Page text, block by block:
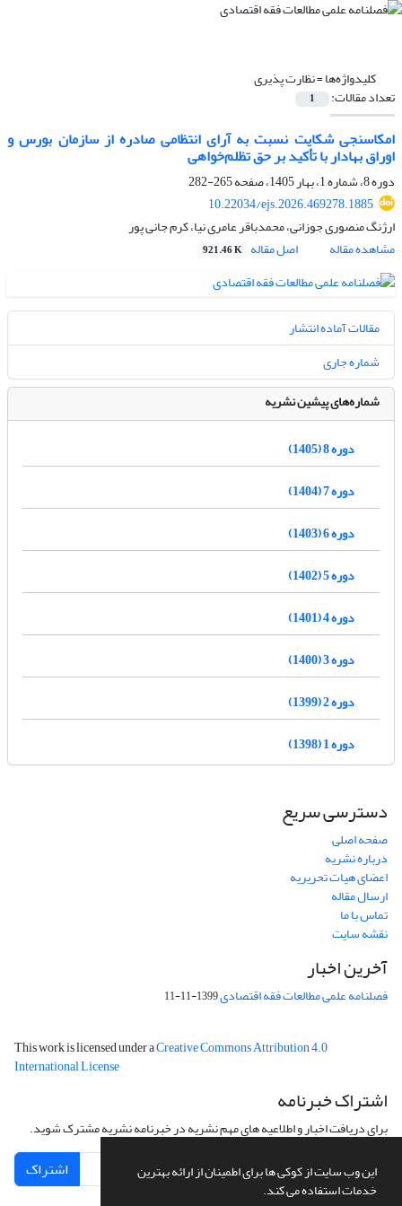
این وب سایت از کوکی ها برای اطمینان از ارائه بهترین
خدمات استفاده می کند.
کلیدواژه‌ها =نظارت پذیری
تعداد مقالات: 1
امکاسنجی شکایت نسبت به آرای انتظامی صادره از سازمان بورس و
اوراق بهادار با تأکید بر حق تظلم‌خواهی
دوره 8، شماره 1، بهار 1405، صفحه
265-282
10.22034/ejs.2026.469278.1885
ارژنگ منصوری جوزانی، محمدباقر عامری نیا، کرم جانی پور
مشاهده مقاله
اصل مقاله 921.46 K
مقالات آماده انتشار
شماره جاری
شماره‌های پیشین نشریه
دوره 8 (1405)
دوره 7 (1404)
دوره 6 (1403)
دوره 5 (1402)
دوره 4 (1401)
دوره 3 (1400)
دوره 2 (1399)
دوره 1 (1398)
دسترسی سریع
صفحه اصلی
درباره نشریه
اعضای هیات تحریریه
ارسال مقاله
تماس با ما
نقشه سایت
آخرین اخبار
فصلنامه علمی مطالعات فقه اقتصادی1399-11-11
This work is licensed under aCreative Commons Attribution 4.0
International License
اشتراک خبرنامه
برای دریافت اخبار و اطلاعیه های مهم نشریه در خبرنامه نشریه مشترک شوید.
اشتراک